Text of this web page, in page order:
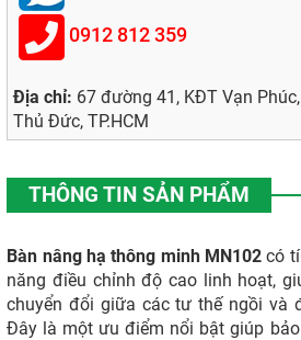
0912 812 359
Địa chỉ: 67 đường 41, KĐT Vạn
Thủ Đức, TP.HCM
THÔNG TIN SẢN PHẨM
Bàn nâng hạ thông minh MN102 có
năng điều chỉnh độ cao linh hoạt,
chuyển đổi giữa các tư thế ngồi và
Đây là một ưu điểm nổi bật giúp